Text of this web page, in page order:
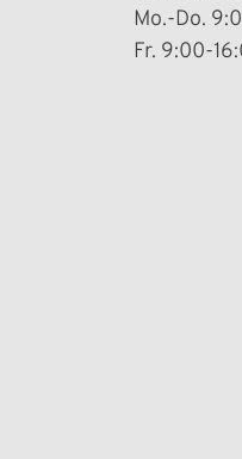
Mo.-Do.
Fr. 9:00-